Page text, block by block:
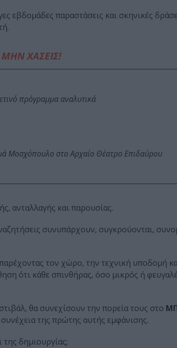
εβδομάδες παραστάσεις και σκηνικές
ΜΗΝ ΧΑΣΕΙΣ!
πρόγραμμα αναλυτικά
Μοσχόπουλο στο Αρχαίο Θέατρο Επιδαύρου
ανταλλαγής και παρουσίας.
συνυπάρχουν, συγκρούονται,
τον χώρο, την τεχνική υποδομή
ότι κάθε σπινθήρας, όσο μικρός ή
θα συνεχίσουν την πορεία τους στο
της πρώτης αυτής εμφάνισης.
δημιουργίας;